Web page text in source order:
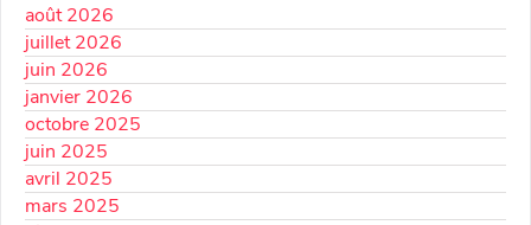
août 2026
juillet 2026
juin 2026
janvier 2026
octobre 2025
juin 2025
avril 2025
mars 2025